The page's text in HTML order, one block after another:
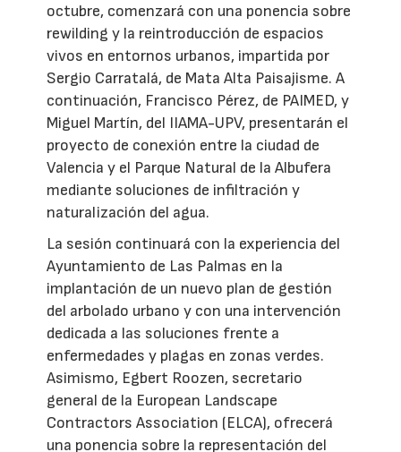
octubre, comenzará con una ponencia sobre
rewilding y la reintroducción de espacios
vivos en entornos urbanos, impartida por
Sergio Carratalá, de Mata Alta Paisajisme. A
continuación, Francisco Pérez, de PAIMED, y
Miguel Martín, del IIAMA-UPV, presentarán el
proyecto de conexión entre la ciudad de
Valencia y el Parque Natural de la Albufera
mediante soluciones de infiltración y
naturalización del agua.
La sesión continuará con la experiencia del
Ayuntamiento de Las Palmas en la
implantación de un nuevo plan de gestión
del arbolado urbano y con una intervención
dedicada a las soluciones frente a
enfermedades y plagas en zonas verdes.
Asimismo, Egbert Roozen, secretario
general de la European Landscape
Contractors Association (ELCA), ofrecerá
una ponencia sobre la representación del